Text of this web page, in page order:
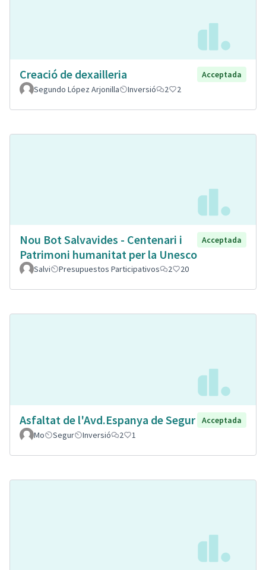
Creació de dexailleria
Acceptada
Segundo López Arjonilla
Inversió 2 2
Nou Bot Salvavides - Centenari i
Patrimoni humanitat per la Unesco
Acceptada
Salvi Presupuestos Participativos 2 20
Asfaltat de l'Avd.Espanya de Segur
Acceptada
Mo
Segur Inversió 2 1